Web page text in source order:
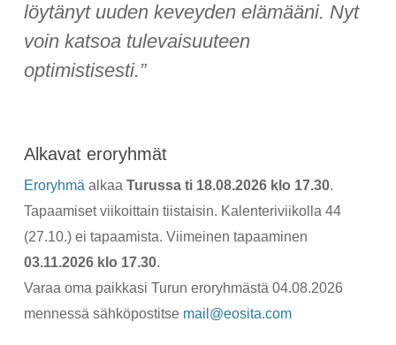
löytänyt uuden keveyden elämääni. Nyt
voin katsoa tulevaisuuteen
optimistisesti.”
Alkavat eroryhmät
Eroryhmä alkaa Turussa ti 18.08.2026 klo 17.30.
Tapaamiset viikoittain tiistaisin. Kalenteriviikolla 44
(27.10.) ei tapaamista. Viimeinen tapaaminen
03.11.2026 klo 17.30.
Varaa oma paikkasi Turun eroryhmästä 04.08.2026
mennessä sähköpostitse mail@eosita.com